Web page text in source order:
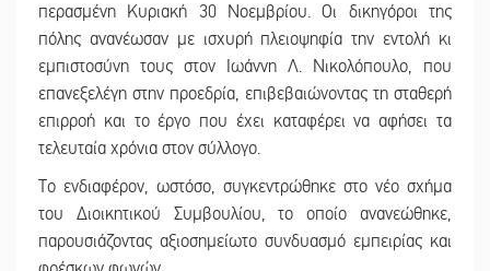
περασμένη Κυριακή 30 Νοεμβρίου. Οι δικηγόροι της
πόλης ανανέωσαν με ισχυρή πλειοψηφία την εντολή κι
εμπιστοσύνη τους στον Ιωάννη Λ. Νικολόπουλο, που
επανεξελέγη στην προεδρία, επιβεβαιώνοντας τη σταθερή
επιρροή και το έργο που έχει καταφέρει να αφήσει τα
τελευταία χρόνια στον σύλλογο.
Το ενδιαφέρον, ωστόσο, συγκεντρώθηκε στο νέο σχήμα
του Διοικητικού Συμβουλίου, το οποίο ανανεώθηκε,
παρουσιάζοντας αξιοσημείωτο συνδυασμό εμπειρίας και